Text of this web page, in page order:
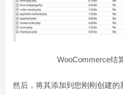
WooCommerce结
然后，将其添加到您刚刚创建的